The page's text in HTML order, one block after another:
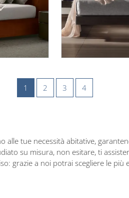
1 2 3 4
alle tue necessità abitative,
su misura, non esitare, ti
grazie a noi potrai scegliere le